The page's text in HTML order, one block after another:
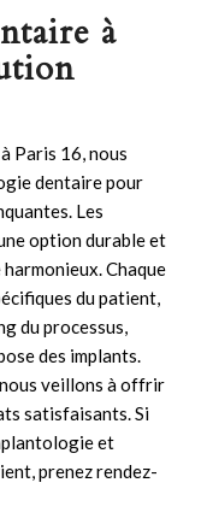
à
Paris 16, nous
dentaire pour
Les
option durable et
Chaque
du patient,
du processus,
des implants.
veillons à offrir
satisfaisants. Si
et
prenez rendez-